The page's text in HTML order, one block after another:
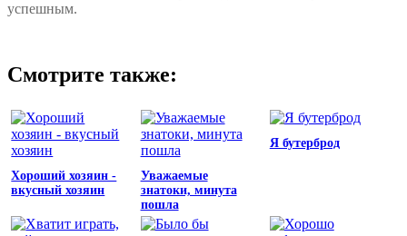
успешным.
Смотрите также:
Хороший хозяин -
вкусный хозяин
Уважаемые
знатоки, минута
пошла
Я бутерброд